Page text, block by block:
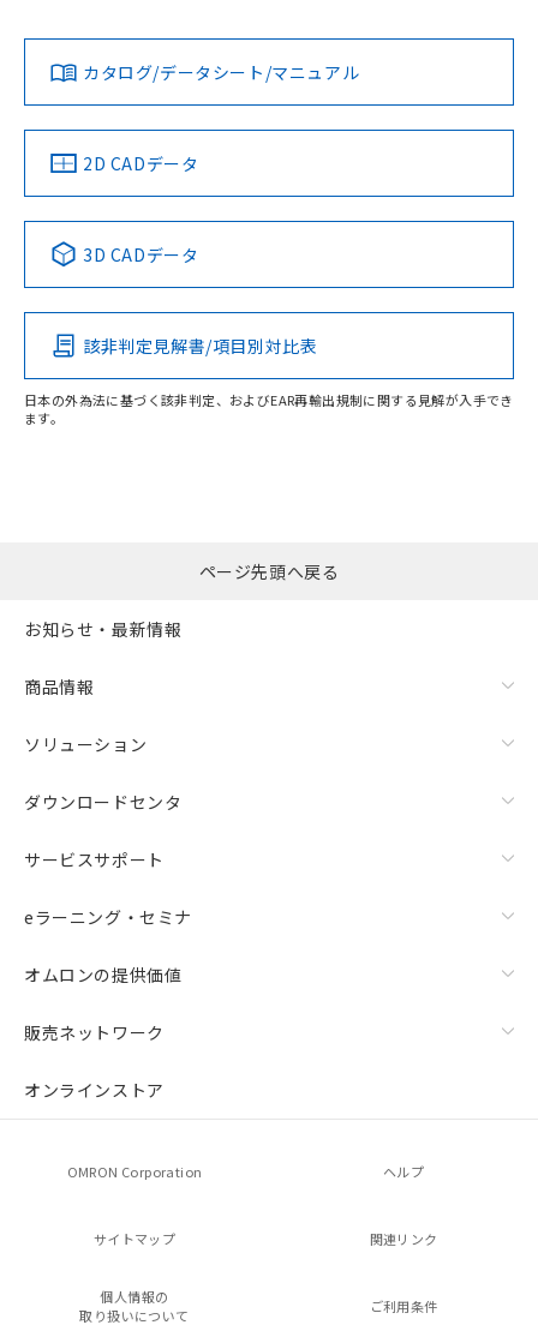
取りつけ穴加工図
ダウンロードデータをご利用いただく前に、以下を必ずお読
みください。
ソフトウェアの使用条件
この製品のRoHS/REACH対応状況ページへ
カタログ/データシート/マニュアル
2D CADデータ
3D CADデータ
該非判定見解書/項目別対比表
日本の外為法に基づく該非判定、およびEAR再輸出規制に関する見解が入手でき
ます。
ページ先頭へ戻る
お知らせ・最新情報
商品情報
ソリューション
ダウンロードセンタ
サービスサポート
eラーニング・セミナ
オムロンの提供価値
販売ネットワーク
オンラインストア
OMRON Corporation ヘルプ
サイトマップ 関連リンク
個人情報の
取り扱いについて
ご利用条件